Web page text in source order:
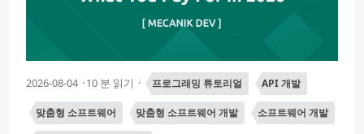
2026-08-04 10 분 읽기 프로그래밍 튜토리얼 API 개발
맞춤형 소프트웨어 맞춤형 소프트웨어 개발 소프트웨어 개발